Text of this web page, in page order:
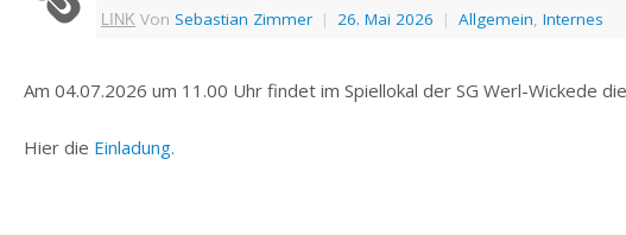
LINK Von Sebastian Zimmer | 26. Mai 2026 | Allgemein, Internes
Am 04.07.2026 um 11.00 Uhr findet im Spiellokal der SG Werl-Wickede
Hier die Einladung.